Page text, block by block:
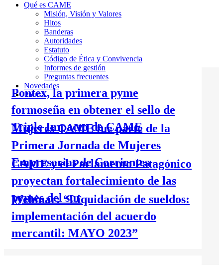
Qué es CAME
Misión, Visión y Valores
Hitos
Banderas
Autoridades
Estatuto
Código de Ética y Convivencia
Informes de gestión
Preguntas frecuentes
Novedades
Prensa
Pontex, la primera pyme
formoseña en obtener el sello de
Triple Impacto de CAME
Mujeres CAME fue parte de la
Primera Jornada de Mujeres
Empresarias de Corrientes
CAME y el Parlamento Patagónico
proyectan fortalecimiento de las
pymes del sur
Webinar: “Liquidación de sueldos:
implementación del acuerdo
mercantil: MAYO 2023”